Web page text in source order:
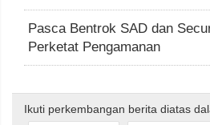
Pasca Bentrok SAD dan
Perketat Pengamanan
Ikuti perkembangan berita diatas